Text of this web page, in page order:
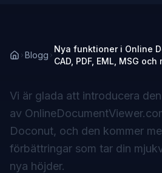
Blogg
Nya funktioner i Online
CAD, PDF, EML, MSG
Vi är glada att introducera
av
Doconut, och den kommer
förbättringar som tar din
nya höjder.